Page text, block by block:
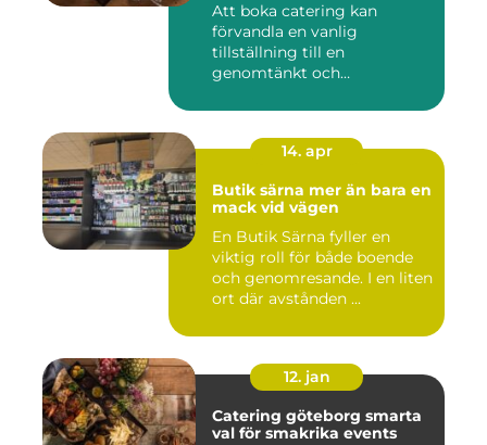
Att boka catering kan
förvandla en vanlig
tillställning till en
genomtänkt och
14. apr
Butik särna mer än bara en
mack vid vägen
En Butik Särna fyller en
viktig roll för både boende
och genomresande. I en liten
ort där avstånden ...
12. jan
Catering göteborg smarta
val för smakrika events